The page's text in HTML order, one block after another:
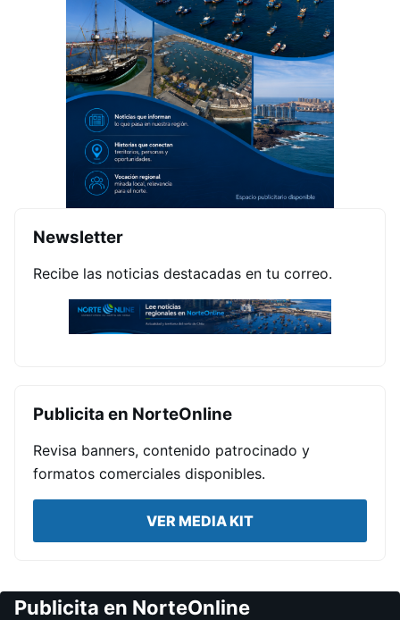
Newsletter
Recibe las noticias destacadas en tu correo.
Publicita en NorteOnline
Revisa banners, contenido patrocinado y
formatos comerciales disponibles.
VER MEDIA KIT
Publicita en NorteOnline